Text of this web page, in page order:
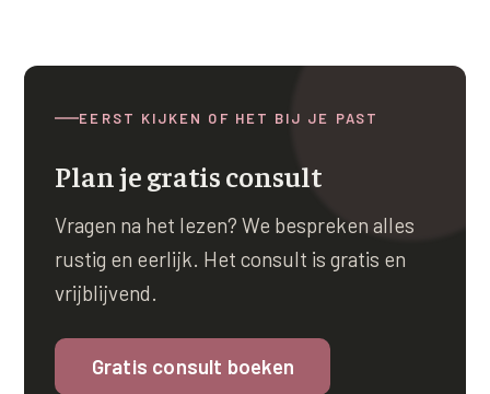
EERST KIJKEN OF HET BIJ JE PAST
Plan je gratis consult
Vragen na het lezen? We bespreken alles
rustig en eerlijk. Het consult is gratis en
vrijblijvend.
Gratis consult boeken